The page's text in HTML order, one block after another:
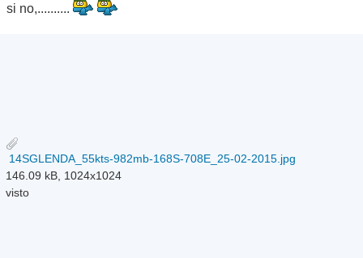
si no,..........
14SGLENDA_55kts-982mb-168S-708E_25-02-2015.jpg
146.09 kB, 1024x1024
visto